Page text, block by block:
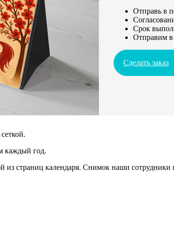
Отправь в
Срок
Отправим
Сделать заказ
каждый год.
страниц календаря. Снимок наши